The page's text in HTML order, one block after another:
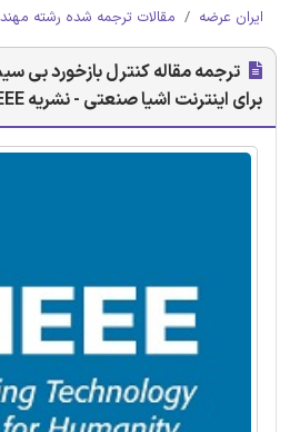
ایران عرضه مقالات ترجمه شده رشته
ترجمه مقاله کنترل بازخورد بی
برای اینترنت اشیا صنعتی - نشریه IEEE